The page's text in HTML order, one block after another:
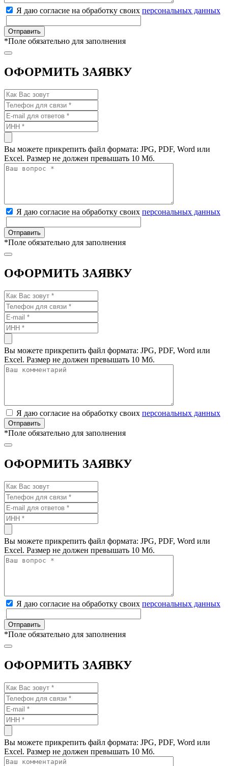
Я даю согласие на обработку своих персональных данных
*Поле обязательно для заполнения
ОФОРМИТЬ ЗАЯВКУ
Вы можете прикрепить файл формата: JPG, PDF, Word или
Excel. Размер не должен превышать 10 Мб.
Я даю согласие на обработку своих персональных данных
*Поле обязательно для заполнения
ОФОРМИТЬ ЗАЯВКУ
Вы можете прикрепить файл формата: JPG, PDF, Word или
Excel. Размер не должен превышать 10 Мб.
Я даю согласие на обработку своих персональных данных
*Поле обязательно для заполнения
ОФОРМИТЬ ЗАЯВКУ
Вы можете прикрепить файл формата: JPG, PDF, Word или
Excel. Размер не должен превышать 10 Мб.
Я даю согласие на обработку своих персональных данных
*Поле обязательно для заполнения
ОФОРМИТЬ ЗАЯВКУ
Вы можете прикрепить файл формата: JPG, PDF, Word или
Excel. Размер не должен превышать 10 Мб.